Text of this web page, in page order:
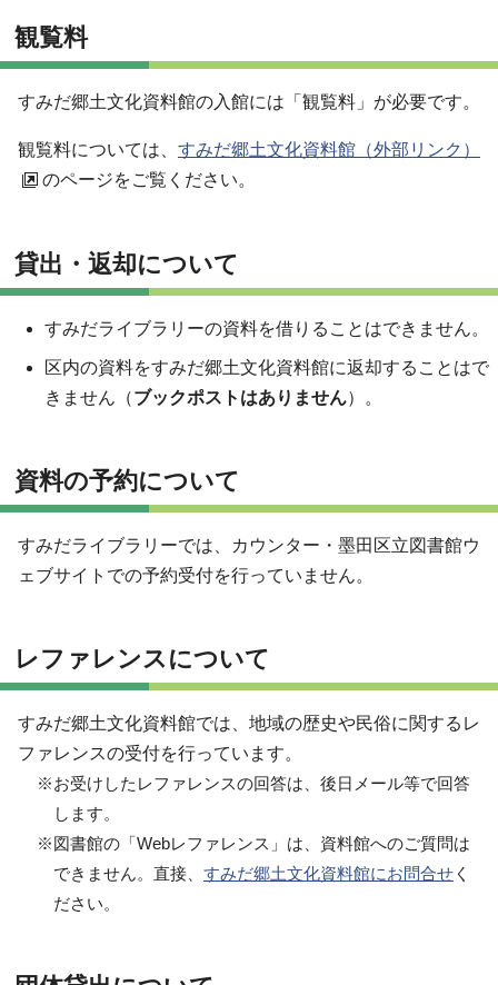
観覧料
すみだ郷土文化資料館の入館には「観覧料」が必要です。
観覧料については、 すみだ郷土文化資料館（外部リンク）
のページをご覧ください。
貸出・返却について
すみだライブラリーの資料を借りることはできません。
区内の資料をすみだ郷土文化資料館に返却することはで
きません（ブックポストはありません）。
資料の予約について
すみだライブラリーでは、カウンター・墨田区立図書館ウ
ェブサイトでの予約受付を行っていません。
レファレンスについて
すみだ郷土文化資料館では、地域の歴史や民俗に関するレ
ファレンスの受付を行っています。
※お受けしたレファレンスの回答は、後日メール等で回答
します。
※図書館の「Webレファレンス」は、資料館へのご質問は
できません。直接、 すみだ郷土文化資料館にお問合せ く
ださい。